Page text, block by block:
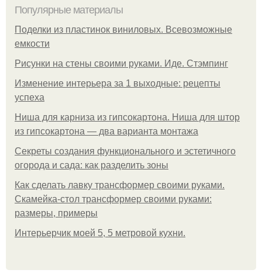
Популярные материалы
Поделки из пластинок виниловых. Всевозможные
емкости
Рисунки на стены своими руками. Иде. Стэмпинг
Изменение интерьера за 1 выходные: рецепты
успеха
Ниша для карниза из гипсокартона. Ниша для штор
из гипсокартона — два варианта монтажа
Секреты создания функционального и эстетичного
огорода и сада: как разделить зоны
Как сделать лавку трансформер своими руками.
Скамейка-стол трансформер своими руками:
размеры, примеры
Интерьерчик моей 5, 5 метровой кухни.